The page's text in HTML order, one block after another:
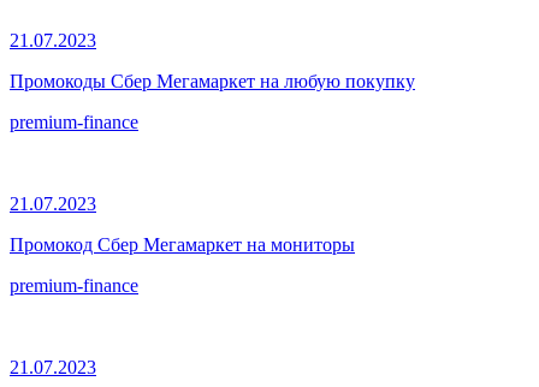
21.07.2023
Промокоды Сбер Мегамаркет на любую покупку
premium-finance
21.07.2023
Промокод Сбер Мегамаркет на мониторы
premium-finance
21.07.2023